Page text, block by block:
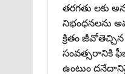
తరగతు లకు
నిభంధనలను
క్రితం
సంవత్సరానికి
ఉంటుం